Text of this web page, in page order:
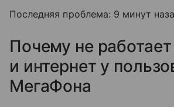
Последняя проблема: 9 минут
Почему не работает
и интернет у
МегаФона